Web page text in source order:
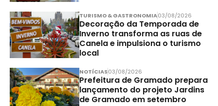
TURISMO & GASTRONOMIA03/08/2026
Decoração da Temporada de
Inverno transforma as ruas de
Canela e impulsiona o turismo
local
NOTÍCIAS03/08/2026
Prefeitura de Gramado prepara
lançamento do projeto Jardins
de Gramado em setembro